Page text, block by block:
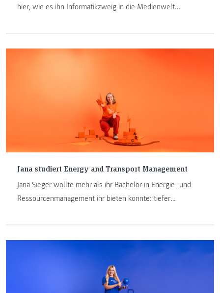
hier, wie es ihn Informatikzweig in die Medienwelt
Jana studiert Energy and Transport Management
Jana Sieger wollte mehr als ihr Bachelor in Energie- und
Ressourcenmanagement ihr bieten konnte: tiefer
Master an der FH JOANNEUM in Kapfenberg – und erzählt,
wie ein kleiner Studiengang, internationale
Studienkolleg:innen und echte Projektarbeit aus einem
Studienwunsch eine klare Richtung gemacht haben.